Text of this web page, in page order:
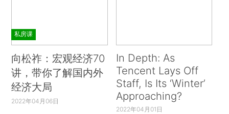
私房课
向松祚：宏观经济70
讲，带你了解国内外
经济大局
2022年04月06日
In Depth: As
Tencent Lays Off
Staff, Is Its ‘Winter’
Approaching?
2022年04月01日